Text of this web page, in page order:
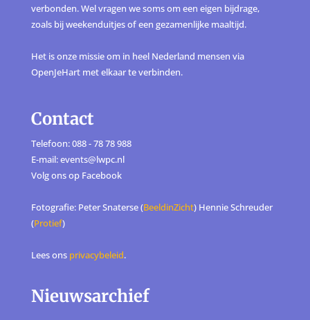
verbonden. Wel vragen we soms om een eigen bijdrage,
zoals bij weekenduitjes of een gezamenlijke maaltijd.
Het is onze missie om in heel Nederland mensen via
OpenJeHart met elkaar te verbinden.
Contact
Telefoon: 088 - 78 78 988
E-mail: events@lwpc.nl
Volg ons op Facebook
Fotografie: Peter Snaterse (BeeldinZicht) Hennie Schreuder
(Protief)
Lees ons privacybeleid.
Nieuwsarchief